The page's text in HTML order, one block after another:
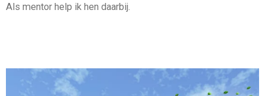
Als mentor help ik hen daarbij.